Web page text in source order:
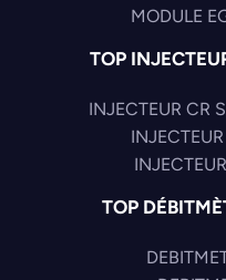
MODULE
TOP
INJECTEUR CR
TOP